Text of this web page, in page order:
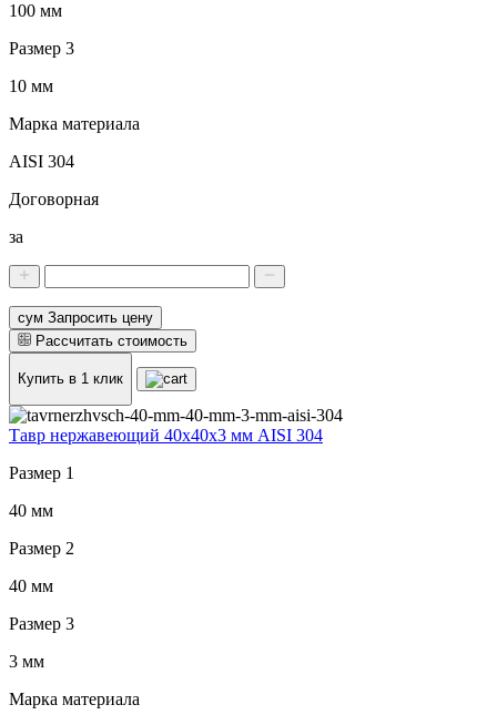
100 мм
Размер 3
10 мм
Марка материала
AISI 304
Договорная
за
сум Запросить цену
Рассчитать стоимость
Купить в 1 клик
Тавр нержавеющий 40x40x3 мм AISI 304
Размер 1
40 мм
Размер 2
40 мм
Размер 3
3 мм
Марка материала